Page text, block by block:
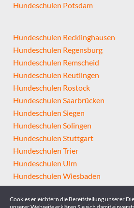
Hundeschulen Potsdam
Hundeschulen Recklinghausen
Hundeschulen Regensburg
Hundeschulen Remscheid
Hundeschulen Reutlingen
Hundeschulen Rostock
Hundeschulen Saarbrücken
Hundeschulen Siegen
Hundeschulen Solingen
Hundeschulen Stuttgart
Hundeschulen Trier
Hundeschulen Ulm
Hundeschulen Wiesbaden
Hundeschulen Wolfsburg
Hundeschulen Wuppertal
Cookies erleichtern die Bereitstellung unserer